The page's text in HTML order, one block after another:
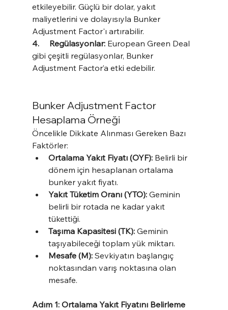
etkileyebilir. Güçlü bir dolar, yakıt
maliyetlerini ve dolayısıyla Bunker
Adjustment Factor'ı artırabilir.
4.     Regülasyonlar: European Green Deal
gibi çeşitli regülasyonlar, Bunker
Adjustment Factor’a etki edebilir.
Bunker Adjustment Factor
Hesaplama Örneği
Öncelikle Dikkate Alınması Gereken Bazı
Faktörler:
Ortalama Yakıt Fiyatı (OYF): Belirli bir
dönem için hesaplanan ortalama
bunker yakıt fiyatı.
Yakıt Tüketim Oranı (YTO): Geminin
belirli bir rotada ne kadar yakıt
tükettiği.
Taşıma Kapasitesi (TK): Geminin
taşıyabileceği toplam yük miktarı.
Mesafe (M): Sevkiyatın başlangıç
noktasından varış noktasına olan
mesafe.
Adım 1: Ortalama Yakıt Fiyatını Belirleme